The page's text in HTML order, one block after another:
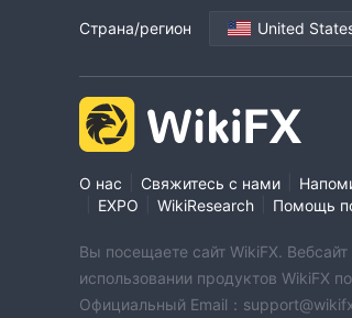
Страна/регион United
О нас Свяжитесь с нами
EXPO WikiResearch Помощь
Вы посещаете сайт WikiFX.
использовании продуктов WikiFX
Официальный Email：